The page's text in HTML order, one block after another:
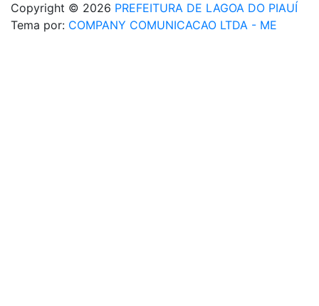
Copyright © 2026 PREFEITURA DE LAGOA DO PIAUÍ
Tema por: COMPANY COMUNICACAO LTDA - ME